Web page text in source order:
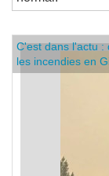
normal.
C'est dans l'actu :
les incendies en